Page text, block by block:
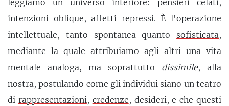
leggiamo un universo interiore: pensieri celati,
intenzioni oblique,affetti repressi. È l'operazione
intellettuale, tanto spontanea quanto sofisticata,
mediante la quale attribuiamo agli altri una vita
mentale analoga, ma soprattutto dissimile, alla
nostra, postulando come gli individui siano un teatro
di rappresentazioni, credenze, desideri, e che questi